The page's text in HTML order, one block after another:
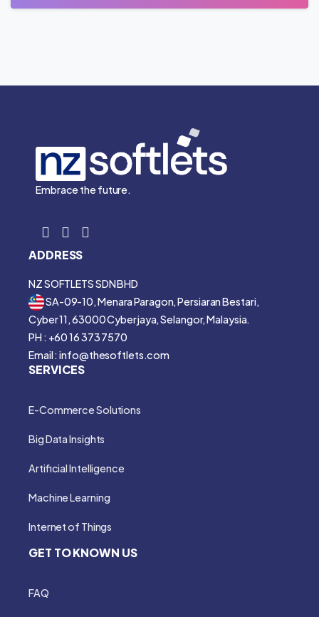
Embrace the future.
ADDRESS
NZ SOFTLETS SDN BHD
SA-09-10, Menara Paragon, Persiaran Bestari,
Cyber 11, 63000 Cyberjaya, Selangor, Malaysia.
PH : +60 16 373 7570
Email : info@thesoftlets.com
SERVICES
E-Commerce Solutions
Big Data Insights
Artificial Intelligence
Machine Learning
Internet of Things
GET TO KNOWN US
FAQ